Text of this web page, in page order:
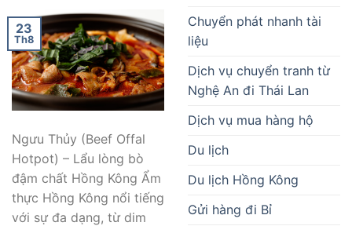
23
Th8
Ngưu Thủy (Beef Offal
Hotpot) – Lẩu lòng bò
đậm chất Hồng Kông Ẩm
thực Hồng Kông nổi tiếng
với sự đa dạng, từ dim
Chuyển phát nhanh tài
liệu
Dịch vụ chuyển tranh từ
Nghệ An đi Thái Lan
Dịch vụ mua hàng hộ
Du lịch
Du lịch Hồng Kông
Gửi hàng đi Bỉ